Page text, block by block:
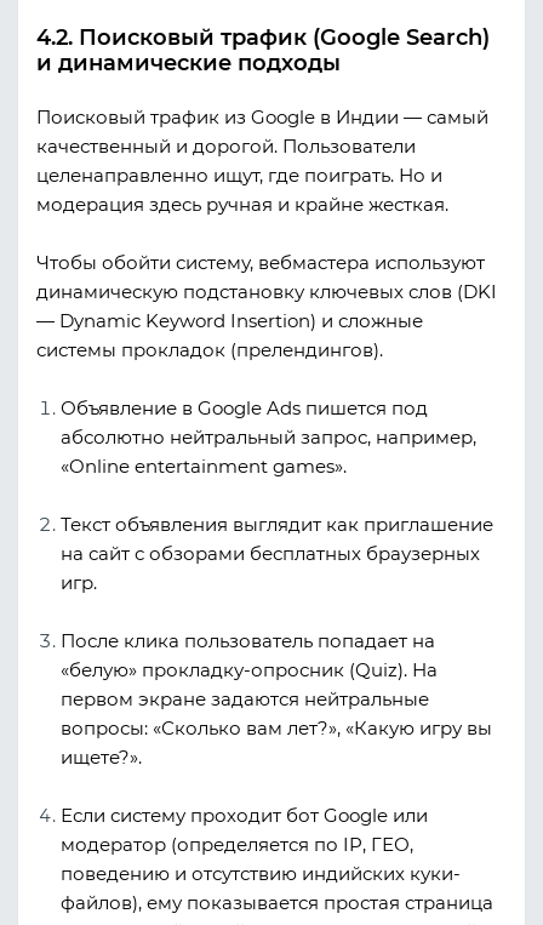
4.2. Поисковый трафик (Google Search)
и динамические подходы
Поисковый трафик из Google в Индии — самый
качественный и дорогой. Пользователи
целенаправленно ищут, где поиграть. Но и
модерация здесь ручная и крайне жесткая.
Чтобы обойти систему, вебмастера используют
динамическую подстановку ключевых слов (DKI
— Dynamic Keyword Insertion) и сложные
системы прокладок (прелендингов).
Объявление в Google Ads пишется под
абсолютно нейтральный запрос, например,
«Online entertainment games».
Текст объявления выглядит как приглашение
на сайт с обзорами бесплатных браузерных
игр.
После клика пользователь попадает на
«белую» прокладку-опросник (Quiz). На
первом экране задаются нейтральные
вопросы: «Сколько вам лет?», «Какую игру вы
ищете?».
Если систему проходит бот Google или
модератор (определяется по IP, ГЕО,
поведению и отсутствию индийских куки-
файлов), ему показывается простая страница